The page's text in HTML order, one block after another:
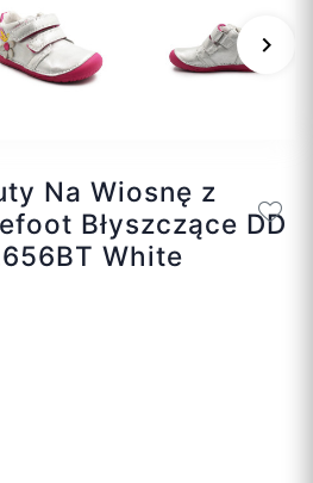
keyboard_arrow_right
Na Wiosnę z
Błyszczące DD
White